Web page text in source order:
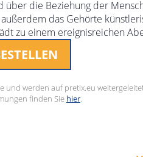
die Beziehung der
das Gehörte
zu einem ereignisreichen
und werden auf pretix.eu
finden Sie hier.